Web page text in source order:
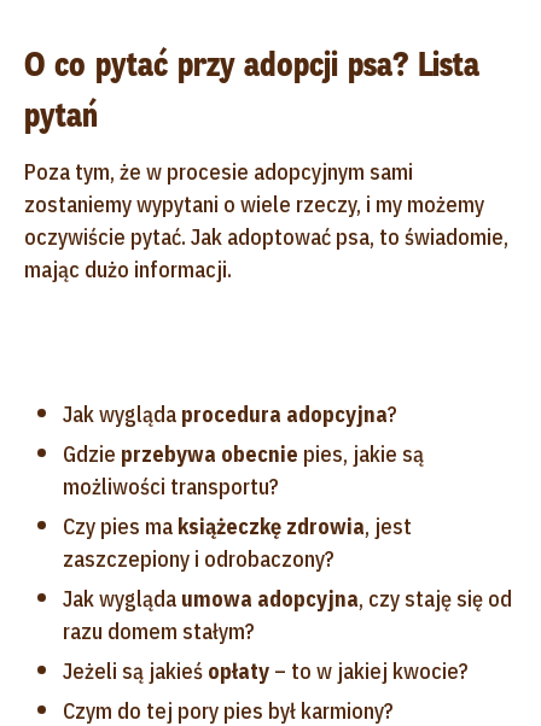
O co pytać przy adopcji psa? Lista
pytań
Poza tym, że w procesie adopcyjnym sami
zostaniemy wypytani o wiele rzeczy, i my możemy
oczywiście pytać. Jak adoptować psa, to świadomie,
mając dużo informacji.
Jak wygląda procedura adopcyjna?
Gdzie przebywa obecnie pies, jakie są
możliwości transportu?
Czy pies ma książeczkę zdrowia, jest
zaszczepiony i odrobaczony?
Jak wygląda umowa adopcyjna, czy staję się od
razu domem stałym?
Jeżeli są jakieś opłaty – to w jakiej kwocie?
Czym do tej pory pies był karmiony?